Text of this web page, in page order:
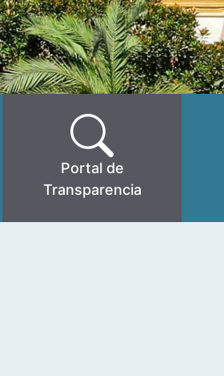
Portal de
Transparencia